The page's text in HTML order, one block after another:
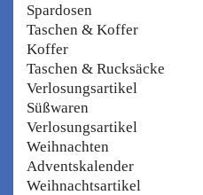
Spardosen
Taschen & Koffer
Koffer
Taschen & Rucksäcke
Verlosungsartikel
Süßwaren
Verlosungsartikel
Weihnachten
Adventskalender
Weihnachtsartikel